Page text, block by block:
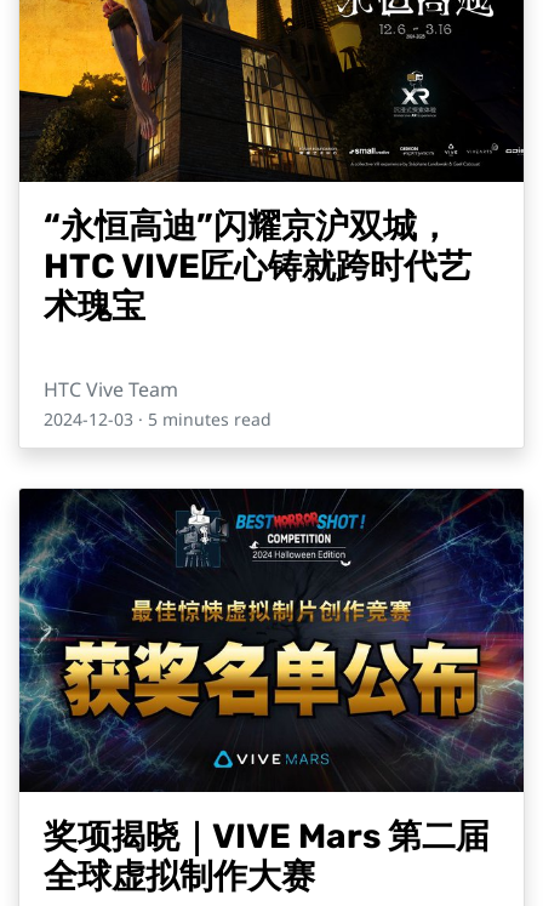
“永恒高迪”闪耀京沪双城，
HTC VIVE匠心铸就跨时代艺
术瑰宝
HTC Vive Team
2024-12-03 · 5 minutes read
奖项揭晓｜VIVE Mars 第二届
全球虚拟制作大赛